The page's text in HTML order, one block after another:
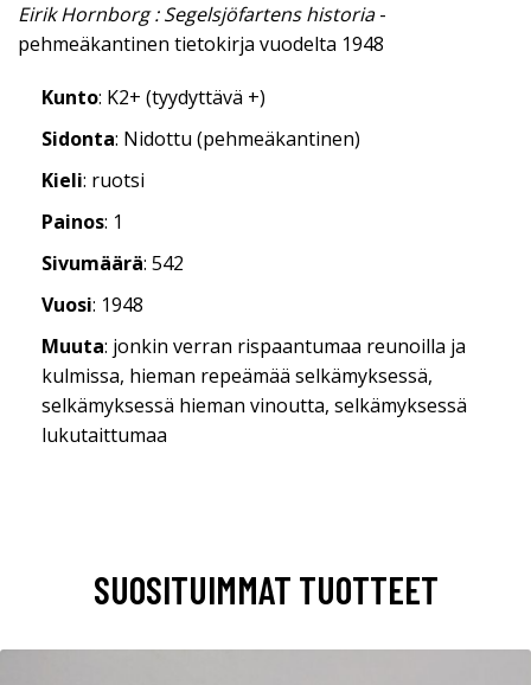
Eirik Hornborg : Segelsjöfartens historia-
pehmeäkantinen tietokirja vuodelta 1948
Kunto: K2+ (tyydyttävä +)
Sidonta: Nidottu (pehmeäkantinen)
Kieli: ruotsi
Painos: 1
Sivumäärä: 542
Vuosi: 1948
Muuta: jonkin verran rispaantumaa reunoilla ja
kulmissa, hieman repeämää selkämyksessä,
selkämyksessä hieman vinoutta, selkämyksessä
lukutaittumaa
SUOSITUIMMAT TUOTTEET